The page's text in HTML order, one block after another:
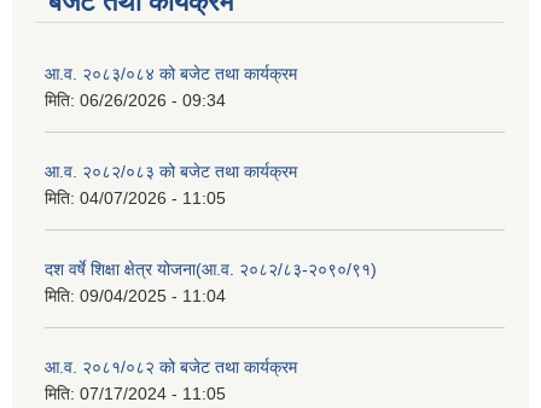
आ.व. २०८३/०८४ को बजेट तथा कार्यक्रम
मिति: 06/26/2026 - 09:34
आ.व. २०८२/०८३ को बजेट तथा कार्यक्रम
मिति: 04/07/2026 - 11:05
दश वर्षे शिक्षा क्षेत्र योजना(आ.व. २०८२/८३-२०९०/९१)
मिति: 09/04/2025 - 11:04
आ.व. २०८१/०८२ को बजेट तथा कार्यक्रम
मिति: 07/17/2024 - 11:05